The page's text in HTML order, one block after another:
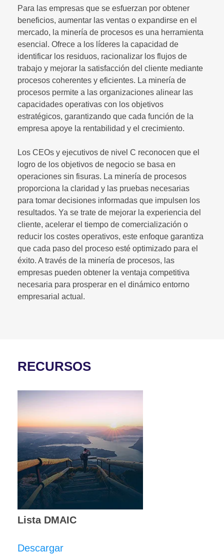
Para las empresas que se esfuerzan por obtener
beneficios, aumentar las ventas o expandirse en el
mercado, la minería de procesos es una herramienta
esencial. Ofrece a los líderes la capacidad de
identificar los residuos, racionalizar los flujos de
trabajo y mejorar la satisfacción del cliente mediante
procesos coherentes y eficientes. La minería de
procesos permite a las organizaciones alinear las
capacidades operativas con los objetivos
estratégicos, garantizando que cada función de la
empresa apoye la rentabilidad y el crecimiento.
Los CEOs y ejecutivos de nivel C reconocen que el
logro de los objetivos de negocio se basa en
operaciones sin fisuras. La minería de procesos
proporciona la claridad y las pruebas necesarias
para tomar decisiones informadas que impulsen los
resultados. Ya se trate de mejorar la experiencia del
cliente, acelerar el tiempo de comercialización o
reducir los costes operativos, este enfoque garantiza
que cada paso del proceso esté optimizado para el
éxito. A través de la minería de procesos, las
empresas pueden obtener la ventaja competitiva
necesaria para prosperar en el dinámico entorno
empresarial actual.
RECURSOS
Lista DMAIC
Descargar